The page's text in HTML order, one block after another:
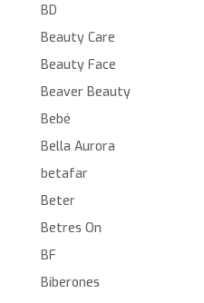
BD
Beauty Care
Beauty Face
Beaver Beauty
Bebé
Bella Aurora
betafar
Beter
Betres On
BF
Biberones